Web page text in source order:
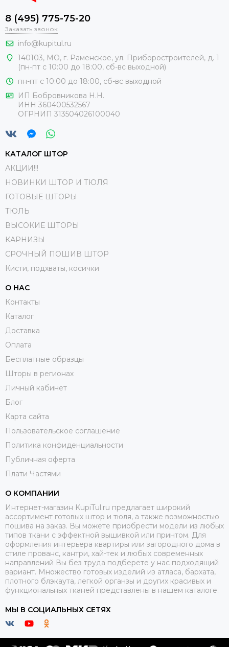
8 (495) 775-75-20
Заказать звонок
info@kupitul.ru
140103, МО, г. Раменское, ул. Приборостроителей, д. 1
(пн-пт с 10:00 до 18:00, сб-вс выходной)
пн-пт с 10:00 до 18:00, сб-вс выходной
ИП Бобровникова Н.Н.
ИНН 360400532567
ОГРНИП 313504026100040
КАТАЛОГ ШТОР
АКЦИИ!!!
НОВИНКИ ШТОР И ТЮЛЯ
ГОТОВЫЕ ШТОРЫ
ТЮЛЬ
ВЫСОКИЕ ШТОРЫ
КАРНИЗЫ
СРОЧНЫЙ ПОШИВ ШТОР
Кисти, подхваты, косички
О НАС
Контакты
Каталог
Доставка
Оплата
Бесплатные образцы
Шторы в регионах
Личный кабинет
Блог
Карта сайта
Пользовательское соглашение
Политика конфиденциальности
Публичная оферта
Плати Частями
О КОМПАНИИ
Интернет-магазин KupiTul.ru предлагает широкий
ассортимент готовых штор и тюля, а также возможностью
пошива на заказ. Вы можете приобрести модели из любых
типов ткани с эффектной вышивкой или принтом. Для
оформления интерьера квартиры или загородного дома в
стиле прованс, кантри, хай-тек и любых современных
направлений Вы без труда подберете у нас подходящий
вариант. Множество готовых изделий из атласа, бархата,
плотного блэкаута, легкой органзы и других красивых и
функциональных тканей представлены в нашем каталоге.
МЫ В СОЦИАЛЬНЫХ СЕТЯХ